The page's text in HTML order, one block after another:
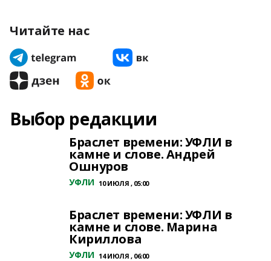
Читайте нас
Выбор редакции
Браслет времени: УФЛИ в
камне и слове. Андрей
Ошнуров
УФЛИ 10 ИЮЛЯ , 05:00
Браслет времени: УФЛИ в
камне и слове. Марина
Кириллова
УФЛИ 14 ИЮЛЯ , 06:00